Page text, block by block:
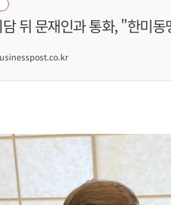
뒤 문재인과 통화, "한미